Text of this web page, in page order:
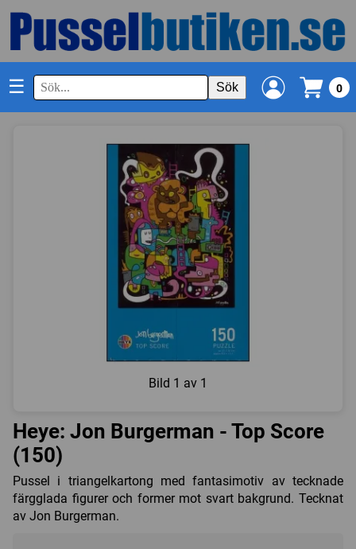
☰ Sök 0
Bild 1 av 1
Heye: Jon Burgerman - Top Score
(150)
Pussel i triangelkartong med fantasimotiv av tecknade
färgglada figurer och former mot svart bakgrund. Tecknat
av Jon Burgerman.